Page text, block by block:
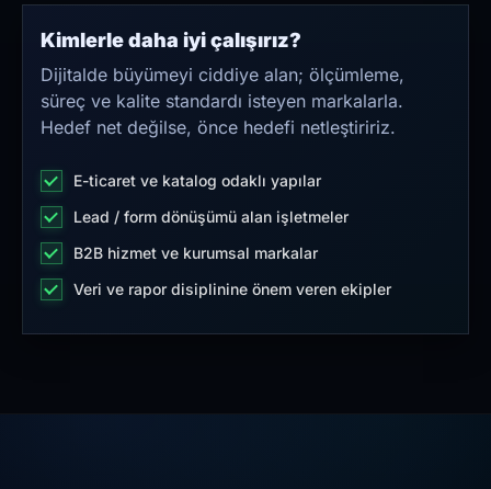
Kimlerle daha iyi çalışırız?
Dijitalde büyümeyi ciddiye alan; ölçümleme,
süreç ve kalite standardı isteyen markalarla.
Hedef net değilse, önce hedefi netleştiririz.
E-ticaret ve katalog odaklı yapılar
Lead / form dönüşümü alan işletmeler
B2B hizmet ve kurumsal markalar
Veri ve rapor disiplinine önem veren ekipler